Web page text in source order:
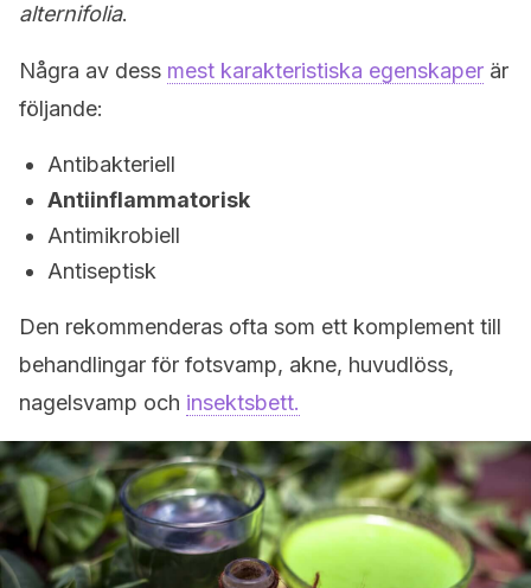
alternifolia.
Några av dess mest karakteristiska egenskaper är
följande:
Antibakteriell
Antiinflammatorisk
Antimikrobiell
Antiseptisk
Den rekommenderas ofta som ett komplement till
behandlingar för fotsvamp, akne, huvudlöss,
nagelsvamp och insektsbett.